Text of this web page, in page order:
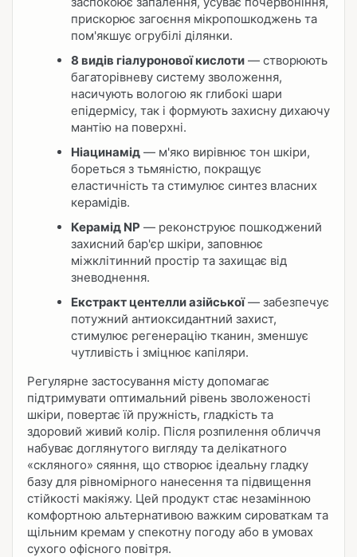
прискорює загоєння мікропошкоджень та
пом'якшує огрубілі ділянки.
8 видів гіалуронової кислоти — створюють
багаторівневу систему зволоження,
насичують вологою як глибокі шари
епідермісу, так і формують захисну дихаючу
мантію на поверхні.
Ніацинамід — м'яко вирівнює тон шкіри,
бореться з тьмяністю, покращує
еластичність та стимулює синтез власних
керамідів.
Керамід NP — реконструює пошкоджений
захисний бар'єр шкіри, заповнює
міжклітинний простір та захищає від
зневоднення.
Екстракт центелли азійської— забезпечує
потужний антиоксидантний захист,
стимулює регенерацію тканин, зменшує
чутливість і зміцнює капіляри.
Регулярне застосування місту допомагає
підтримувати оптимальний рівень зволоженості
шкіри, повертає їй пружність, гладкість та
здоровий живий колір. Після розпилення обличчя
набуває доглянутого вигляду та делікатного
«скляного» сяяння, що створює ідеальну гладку
базу для рівномірного нанесення та підвищення
стійкості макіяжу. Цей продукт стає незамінною
комфортною альтернативою важким сироваткам та
щільним кремам у спекотну погоду або в умовах
сухого офісного повітря.